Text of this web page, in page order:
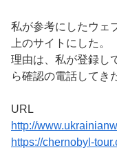
私が参考にしたウェ
上のサイトにした。
理由は、私が登録し
ら確認の電話してき
URL
http://
https://chernobyl-